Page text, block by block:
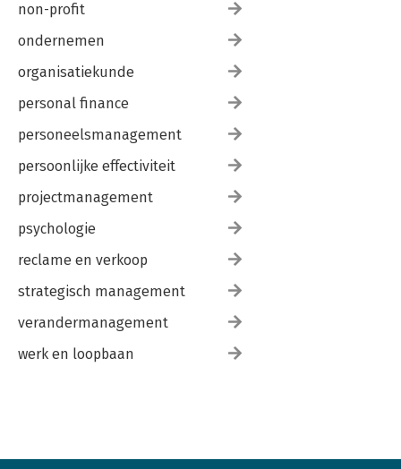
non-profit
ondernemen
organisatiekunde
personal finance
personeelsmanagement
persoonlijke effectiviteit
projectmanagement
psychologie
reclame en verkoop
strategisch management
verandermanagement
werk en loopbaan